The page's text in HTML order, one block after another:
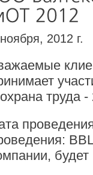
2012 г.
труда -